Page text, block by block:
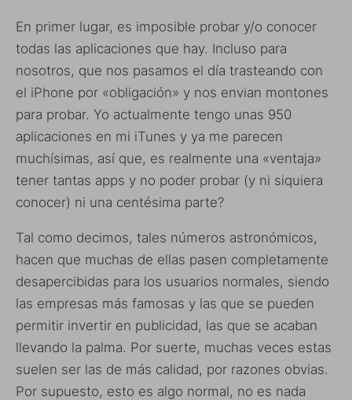
En primer lugar, es imposible probar y/o conocer
todas las aplicaciones que hay. Incluso para
nosotros, que nos pasamos el día trasteando con
el iPhone por «obligación» y nos envian montones
para probar. Yo actualmente tengo unas 950
aplicaciones en mi iTunes y ya me parecen
muchísimas, así que, es realmente una «ventaja»
tener tantas apps y no poder probar (y ni siquiera
conocer) ni una centésima parte?
Tal como decimos, tales números astronómicos,
hacen que muchas de ellas pasen completamente
desapercibidas para los usuarios normales, siendo
las empresas más famosas y las que se pueden
permitir invertir en publicidad, las que se acaban
llevando la palma. Por suerte, muchas veces estas
suelen ser las de más calidad, por razones obvias.
Por supuesto, esto es algo normal, no es nada